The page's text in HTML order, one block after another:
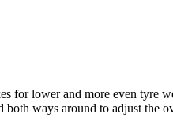
for lower and more even tyre
both ways around to adjust the